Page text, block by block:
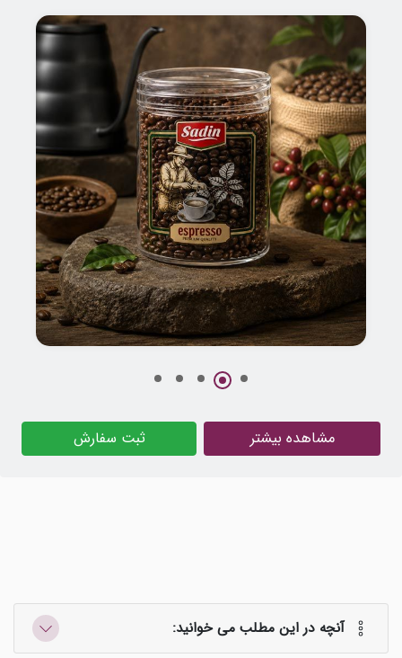
مشاهده بیشتر ثبت سفارش
آنچه در این مطلب می خوانید: